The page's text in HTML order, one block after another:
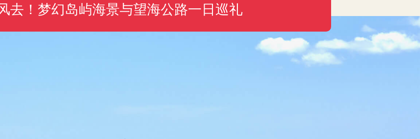
去！梦幻岛屿海景与望海公路一日巡礼